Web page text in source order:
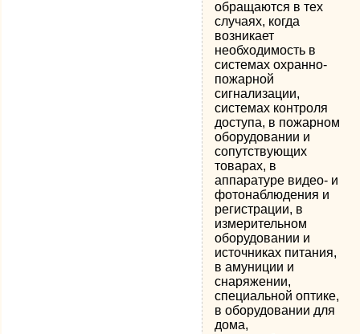
обращаются в тех
случаях, когда
возникает
необходимость в
системах охранно-
пожарной
сигнализации,
системах контроля
доступа, в пожарном
оборудовании и
сопутствующих
товарах, в
аппаратуре видео- и
фотонаблюдения и
регистрации, в
измерительном
оборудовании и
источниках питания,
в амуниции и
снаряжении,
специальной оптике,
в оборудовании для
дома,